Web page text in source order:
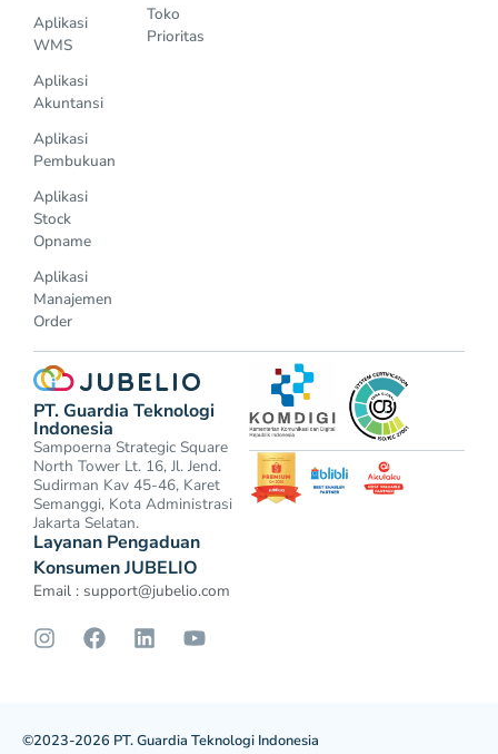
Aplikasi
WMS
Aplikasi
Akuntansi
Aplikasi
Pembukuan
Aplikasi
Stock
Opname
Aplikasi
Manajemen
Order
Toko
Prioritas
PT. Guardia Teknologi
Indonesia
Sampoerna Strategic Square
North Tower Lt. 16, Jl. Jend.
Sudirman Kav 45-46, Karet
Semanggi, Kota Administrasi
Jakarta Selatan.
Layanan Pengaduan
Konsumen JUBELIO
Email : support@jubelio.com
©2023-2026 PT. Guardia Teknologi Indonesia